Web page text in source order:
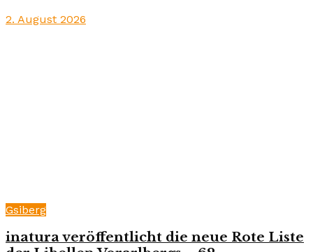
2. August 2026
Gsiberg
inatura veröffentlicht die neue Rote Liste